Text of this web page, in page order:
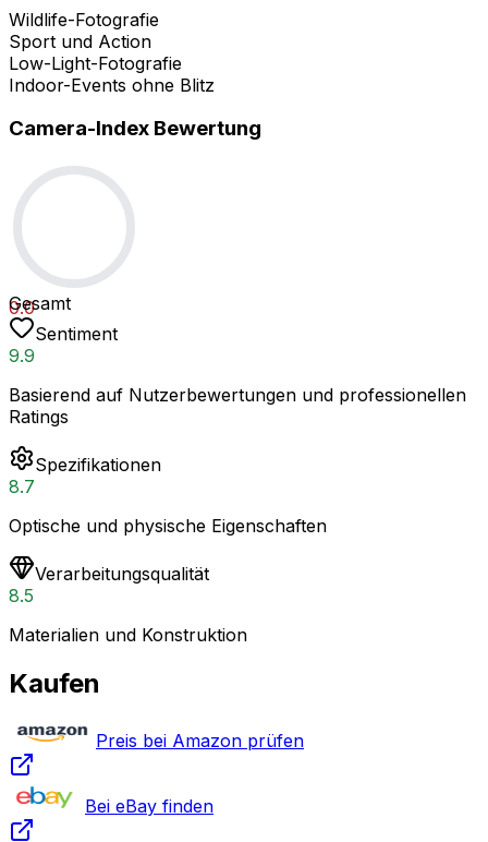
Wildlife-Fotografie
Sport und Action
Low-Light-Fotografie
Indoor-Events ohne Blitz
Camera-Index Bewertung
0.0
Gesamt
Sentiment
9.9
Basierend auf Nutzerbewertungen und professionellen
Ratings
Spezifikationen
8.7
Optische und physische Eigenschaften
Verarbeitungsqualität
8.5
Materialien und Konstruktion
Kaufen
Preis bei Amazon prüfen
Bei eBay finden